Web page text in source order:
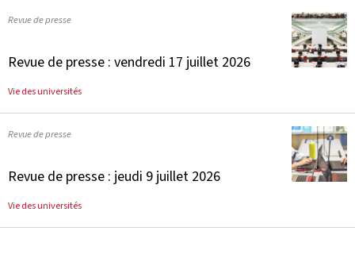
Revue de presse
Revue de presse : vendredi 17 juillet 2026
Vie des universités
Revue de presse
Revue de presse : jeudi 9 juillet 2026
Vie des universités